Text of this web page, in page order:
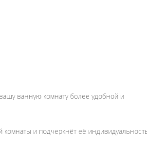
ванную комнату более удобной и
и подчеркнёт её